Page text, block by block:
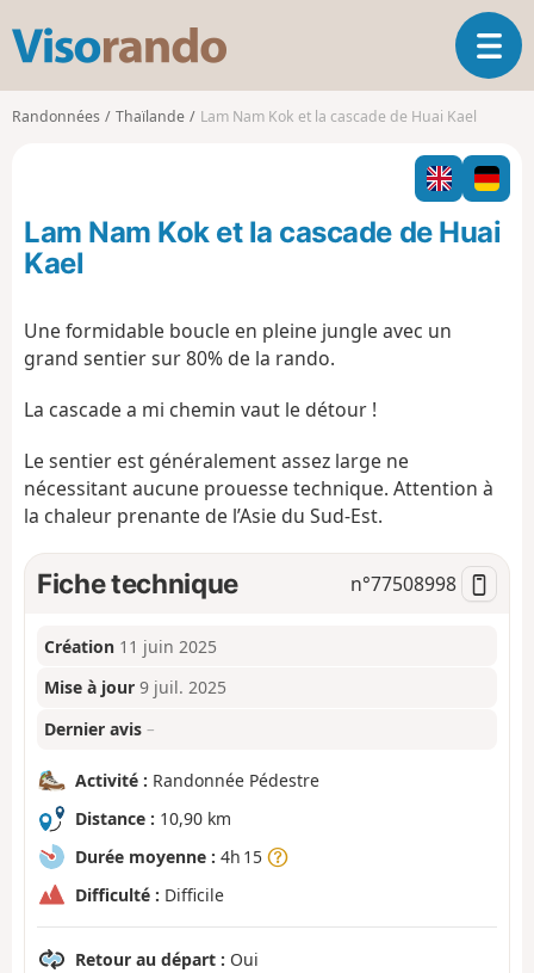
s
o
o
O
u
i
r
l
a
n
Randonnées Thaïlande Lam Nam Kok et la cascade de Huai Kael
Lam Nam Kok et la cascade de Huai
Kael
Une formidable boucle en pleine jungle avec un
grand sentier sur 80% de la rando.
La cascade a mi chemin vaut le détour !
Le sentier est généralement assez large ne
nécessitant aucune prouesse technique. Attention à
la chaleur prenante de l’Asie du Sud-Est.
Fiche technique n°77508998
Création 11 juin 2025
Mise à jour 9 juil. 2025
Dernier avis –
Activité : Randonnée Pédestre
Distance : 10,90 km
Durée moyenne : 4h 15
Difficulté : Difficile
Retour au départ : Oui